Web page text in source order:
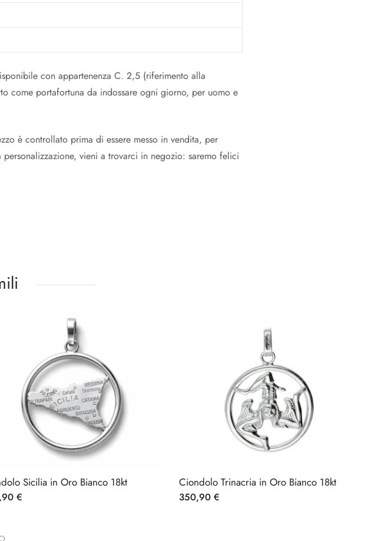
con appartenenza C. 2,5 (riferimento alla
come portafortuna da indossare ogni giorno, per uomo e
è controllato prima di essere messo in vendita, per
vieni a trovarci in negozio: saremo felici
Sicilia in Oro Bianco 18kt
€
Ciondolo Trinacria in Oro Bianco 18kt
350,90 €